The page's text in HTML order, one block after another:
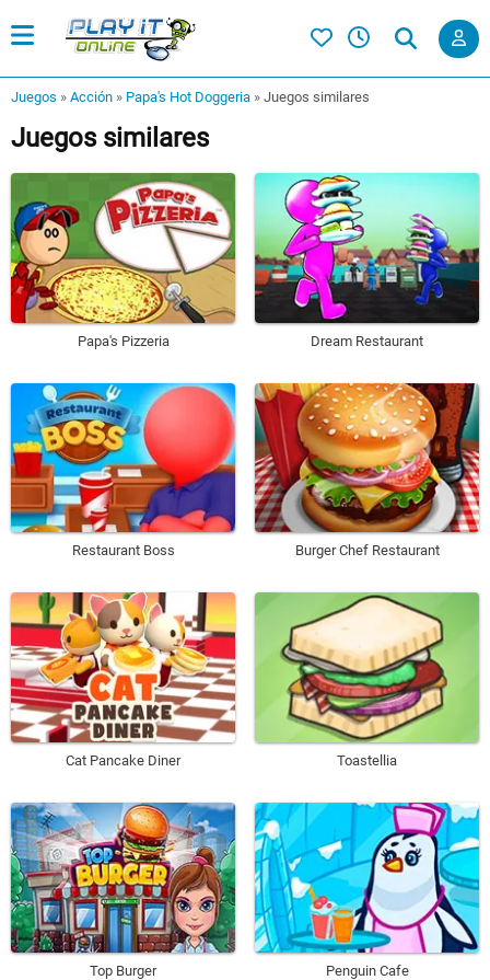
Juegos » Acción » Papa's Hot Doggeria » Juegos similares
Juegos similares
Papa's Pizzeria Dream Restaurant
Restaurant Boss Burger Chef Restaurant
Cat Pancake Diner Toastellia
Top Burger Penguin Cafe